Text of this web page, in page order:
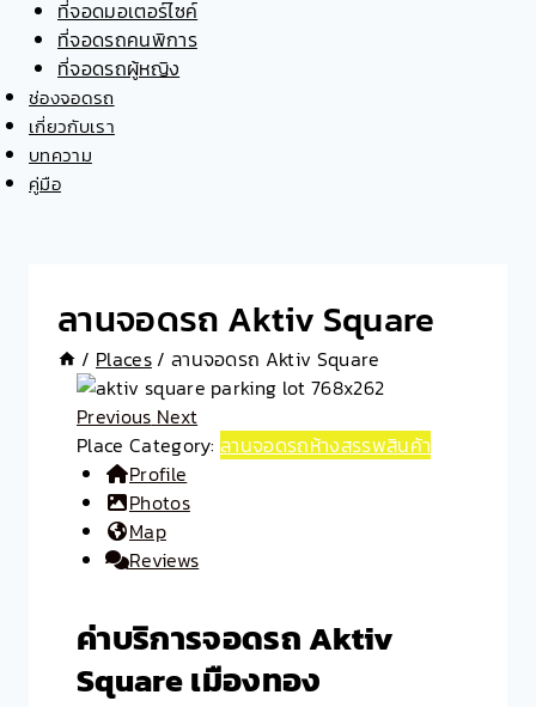
ที่จอดมอเตอร์ไซค์
ที่จอดรถคนพิการ
ที่จอดรถผู้หญิง
ช่องจอดรถ
เกี่ยวกับเรา
บทความ
คู่มือ
ลานจอดรถ Aktiv Square
/ Places / ลานจอดรถ Aktiv Square
Previous Next
Place Category:ลานจอดรถห้างสรรพสินค้า
Profile
Photos
Map
Reviews
ค่าบริการจอดรถ Aktiv
Square เมืองทอง